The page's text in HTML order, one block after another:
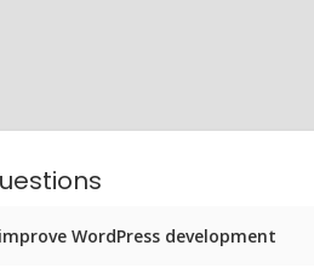
WordPress development